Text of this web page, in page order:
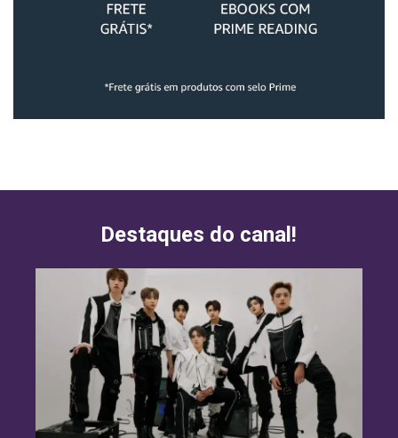
Destaques do canal!